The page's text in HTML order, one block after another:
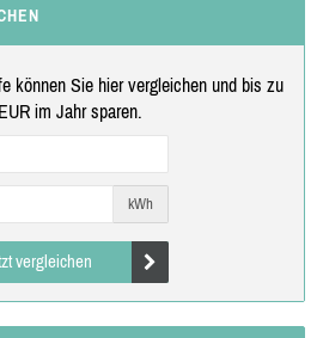
können Sie hier vergleichen und bis zu
im Jahr sparen.
kWh
vergleichen